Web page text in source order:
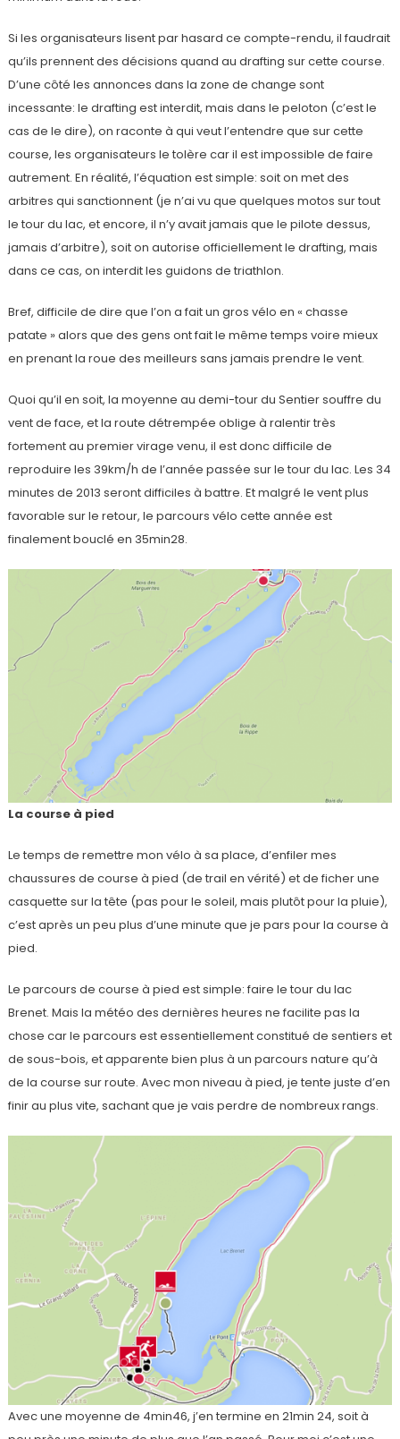
Si les organisateurs lisent par hasard ce compte-rendu, il faudrait
qu’ils prennent des décisions quand au drafting sur cette course.
D’une côté les annonces dans la zone de change sont
incessante: le drafting est interdit, mais dans le peloton (c’est le
cas de le dire), on raconte à qui veut l’entendre que sur cette
course, les organisateurs le tolère car il est impossible de faire
autrement. En réalité, l’équation est simple: soit on met des
arbitres qui sanctionnent (je n’ai vu que quelques motos sur tout
le tour du lac, et encore, il n’y avait jamais que le pilote dessus,
jamais d’arbitre), soit on autorise officiellement le drafting, mais
dans ce cas, on interdit les guidons de triathlon.
Bref, difficile de dire que l’on a fait un gros vélo en « chasse
patate » alors que des gens ont fait le même temps voire mieux
en prenant la roue des meilleurs sans jamais prendre le vent.
Quoi qu’il en soit, la moyenne au demi-tour du Sentier souffre du
vent de face, et la route détrempée oblige à ralentir très
fortement au premier virage venu, il est donc difficile de
reproduire les 39km/h de l’année passée sur le tour du lac. Les 34
minutes de 2013 seront difficiles à battre. Et malgré le vent plus
favorable sur le retour, le parcours vélo cette année est
finalement bouclé en 35min28.
La course à pied
Le temps de remettre mon vélo à sa place, d’enfiler mes
chaussures de course à pied (de trail en vérité) et de ficher une
casquette sur la tête (pas pour le soleil, mais plutôt pour la pluie),
c’est après un peu plus d’une minute que je pars pour la course à
pied.
Le parcours de course à pied est simple: faire le tour du lac
Brenet. Mais la météo des dernières heures ne facilite pas la
chose car le parcours est essentiellement constitué de sentiers et
de sous-bois, et apparente bien plus à un parcours nature qu’à
de la course sur route. Avec mon niveau à pied, je tente juste d’en
finir au plus vite, sachant que je vais perdre de nombreux rangs.
Avec une moyenne de 4min46, j’en termine en 21min 24, soit à